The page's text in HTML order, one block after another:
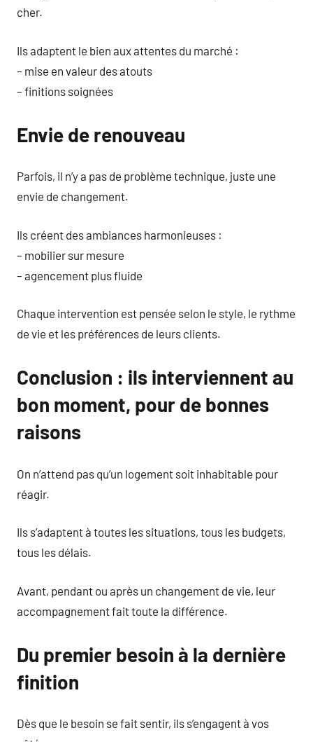
cher.
Ils adaptent le bien aux attentes du marché :
– mise en valeur des atouts
– finitions soignées
Envie de renouveau
Parfois, il n’y a pas de problème technique, juste une
envie de changement.
Ils créent des ambiances harmonieuses :
– mobilier sur mesure
– agencement plus fluide
Chaque intervention est pensée selon le style, le rythme
de vie et les préférences de leurs clients.
Conclusion : ils interviennent au
bon moment, pour de bonnes
raisons
On n’attend pas qu’un logement soit inhabitable pour
réagir.
Ils s’adaptent à toutes les situations, tous les budgets,
tous les délais.
Avant, pendant ou après un changement de vie, leur
accompagnement fait toute la différence.
Du premier besoin à la dernière
finition
Dès que le besoin se fait sentir, ils s’engagent à vos